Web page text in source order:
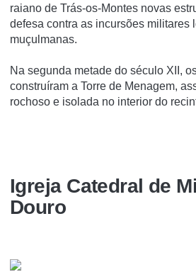
raiano de Trás-os-Montes novas
defesa contra as incursões militares
muçulmanas.
Na segunda metade do século XII,
construíram a Torre de Menagem,
rochoso e isolada no interior do
Igreja Catedral de
Douro